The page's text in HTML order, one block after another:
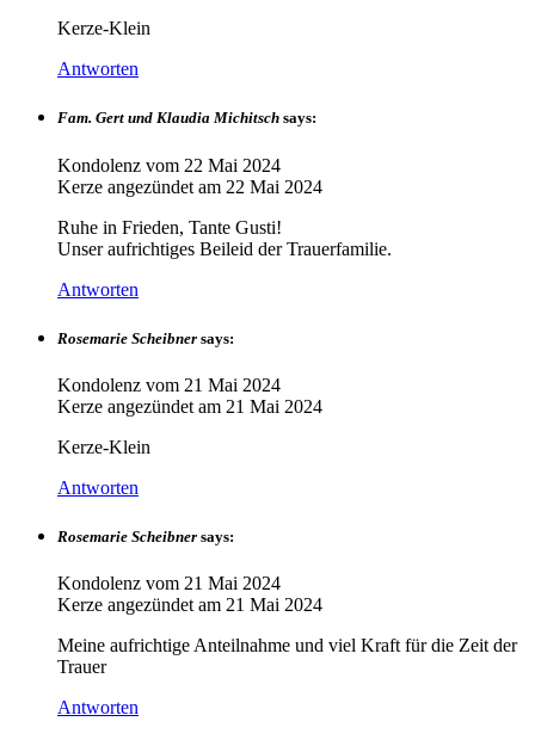
Kerze-Klein
Antworten
Fam. Gert und Klaudia Michitsch says:
Kondolenz vom 22 Mai 2024
Kerze angezündet am 22 Mai 2024
Ruhe in Frieden, Tante Gusti!
Unser aufrichtiges Beileid der Trauerfamilie.
Antworten
Rosemarie Scheibner says:
Kondolenz vom 21 Mai 2024
Kerze angezündet am 21 Mai 2024
Kerze-Klein
Antworten
Rosemarie Scheibner says:
Kondolenz vom 21 Mai 2024
Kerze angezündet am 21 Mai 2024
Meine aufrichtige Anteilnahme und viel Kraft für die Zeit der
Trauer
Antworten